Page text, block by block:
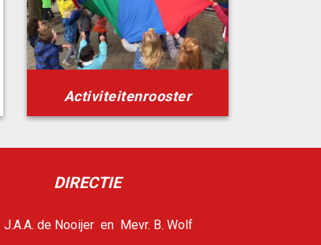
Activiteitenrooster
DIRECTIE
J.A.A. de Nooijer en Mevr. B. Wolf